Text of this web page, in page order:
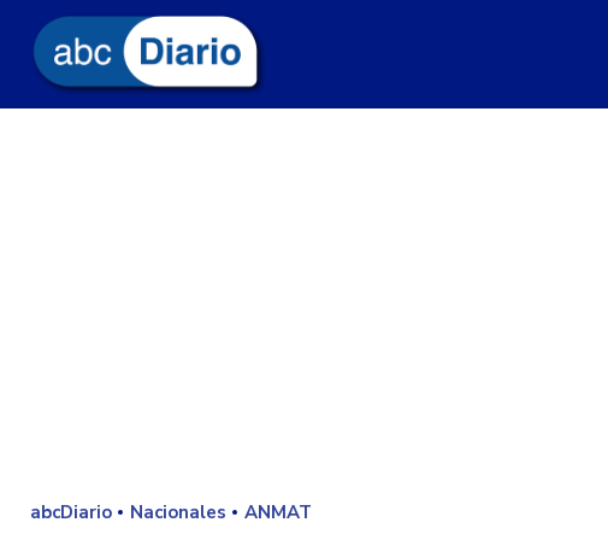
abcDiario Nacionales ANMAT